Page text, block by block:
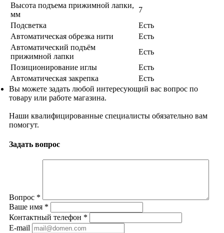
Высота подъема прижимной лапки,
мм
7
Подсветка
Есть
Автоматическая обрезка нити
Есть
Автоматический подъём
прижимной лапки
Есть
Позиционирование иглы
Есть
Автоматическая закрепка
Есть
Вы можете задать любой интересующий вас вопрос по
товару или работе магазина.
Наши квалифицированные специалисты обязательно вам
помогут.
Задать вопрос
Вопрос *
Ваше имя *
Контактный телефон *
E-mail